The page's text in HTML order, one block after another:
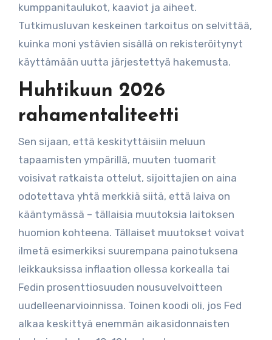
kumppanitaulukot, kaaviot ja aiheet.
Tutkimusluvan keskeinen tarkoitus on selvittää,
kuinka moni ystävien sisällä on rekisteröitynyt
käyttämään uutta järjestettyä hakemusta.
Huhtikuun 2026
rahamentaliteetti
Sen sijaan, että keskityttäisiin meluun
tapaamisten ympärillä, muuten tuomarit
voisivat ratkaista ottelut, sijoittajien on aina
odotettava yhtä merkkiä siitä, että laiva on
kääntymässä – tällaisia ​​muutoksia laitoksen
huomion kohteena. Tällaiset muutokset voivat
ilmetä esimerkiksi suurempana painotuksena
leikkauksissa inflaation ollessa korkealla tai
Fedin prosenttiosuuden nousuvelvoitteen
uudelleenarvioinnissa. Toinen koodi oli, jos Fed
alkaa keskittyä enemmän aikasidonnaisten